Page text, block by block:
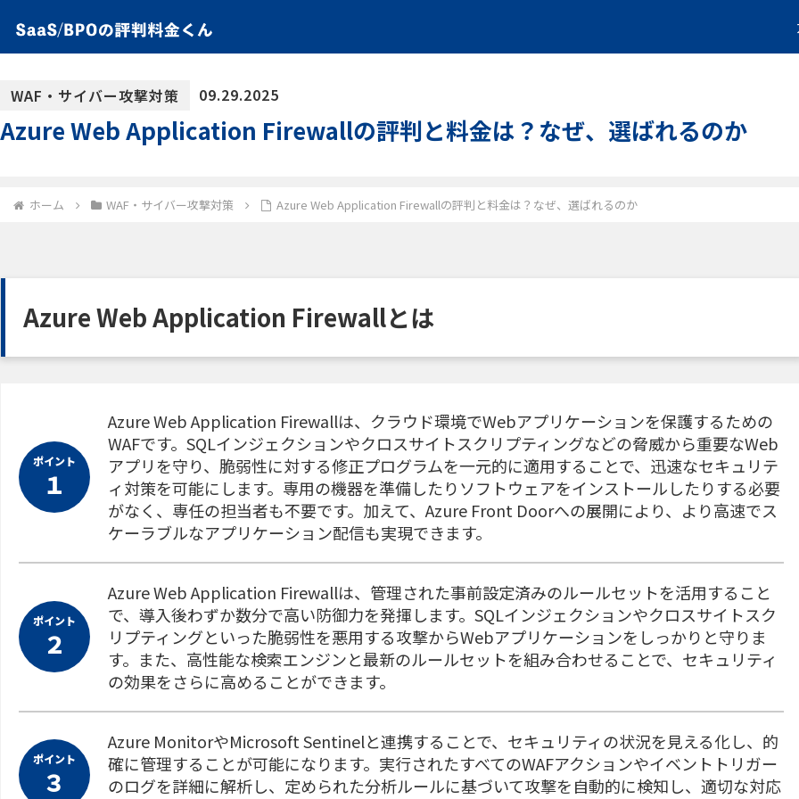
WAF・サイバー攻撃対策 09.29.2025
Azure Web Application Firewallの評判と料金は？なぜ、選ばれるのか
ホーム WAF・サイバー攻撃対策 Azure Web Application Firewallの評判と料金は？なぜ、選ばれるのか
Azure Web Application Firewallとは
ポイント
１
Azure Web Application Firewallは、クラウド環境でWebアプリケーションを保護するための
WAFです。SQLインジェクションやクロスサイトスクリプティングなどの脅威から重要なWeb
アプリを守り、脆弱性に対する修正プログラムを一元的に適用することで、迅速なセキュリテ
ィ対策を可能にします。専用の機器を準備したりソフトウェアをインストールしたりする必要
がなく、専任の担当者も不要です。加えて、Azure Front Doorへの展開により、より高速でス
ケーラブルなアプリケーション配信も実現できます。
ポイント
２
Azure Web Application Firewallは、管理された事前設定済みのルールセットを活用すること
で、導入後わずか数分で高い防御力を発揮します。SQLインジェクションやクロスサイトスク
リプティングといった脆弱性を悪用する攻撃からWebアプリケーションをしっかりと守りま
す。また、高性能な検索エンジンと最新のルールセットを組み合わせることで、セキュリティ
の効果をさらに高めることができます。
ポイント
３
Azure MonitorやMicrosoft Sentinelと連携することで、セキュリティの状況を見える化し、的
確に管理することが可能になります。実行されたすべてのWAFアクションやイベントトリガー
のログを詳細に解析し、定められた分析ルールに基づいて攻撃を自動的に検知し、適切な対応